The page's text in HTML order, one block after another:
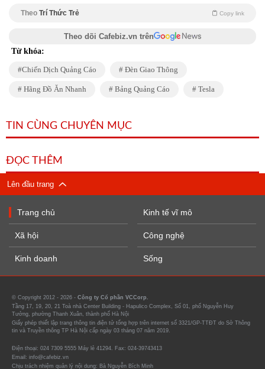
Theo Trí Thức Trẻ Copy link
Theo dõi Cafebiz.vn trên
Từ khóa:
Chiến Dịch Quảng Cáo Đèn Giao Thông
Hãng Đồ Ăn Nhanh Bảng Quảng Cáo Tesla
TIN CÙNG CHUYÊN MỤC
ĐỌC THÊM
Lên đầu trang
Trang chủ
Xã hội
Kinh doanh
Kinh tế vĩ mô
Công nghệ
Sống
© Copyright 2012 - 2026 - Công ty Cổ phần VCCorp.
Tầng 17, 19, 20, 21 Toà nhà Center Building - Hapulico Complex, Số 01, phố Nguyễn Huy
Tưởng, phường Thanh Xuân, thành phố Hà Nội
Giấy phép thiết lập trang thông tin điện tử tổng hợp trên internet số 3321/GP-TTĐT do Sở Thông
tin và Truyền thông TP Hà Nội cấp ngày 03 tháng 07 năm 2019.
Điện thoại: 024 7309 5555 Máy lẻ 41294. Fax: 024-39743413
Email: info@cafebiz.vn
Chịu trách nhiệm quản lý nội dung: Bà Nguyễn Bích Minh